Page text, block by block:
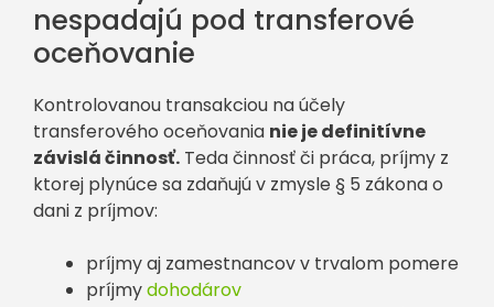
nespadajú pod transferové
oceňovanie
Kontrolovanou transakciou na účely
transferového oceňovania nie je definitívne
závislá činnosť. Teda činnosť či práca, príjmy z
ktorej plynúce sa zdaňujú v zmysle § 5 zákona o
dani z príjmov:
príjmy aj zamestnancov v trvalom pomere
príjmydohodárov